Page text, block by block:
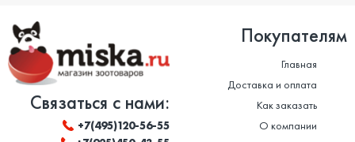
Связаться с нами:
+7(495)120-56-55
Покупателям
Главная
Доставка и оплата
Как заказать
О компании